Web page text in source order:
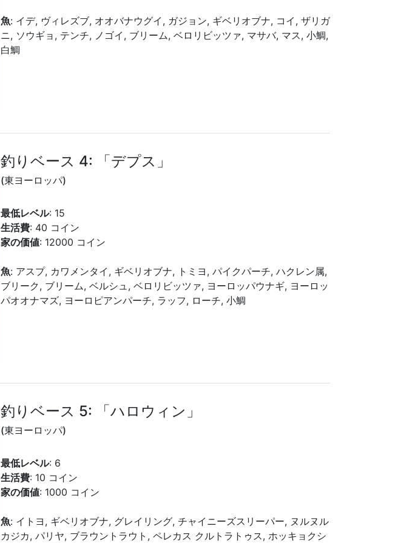
魚: イデ, ヴィレズブ, オオバナウグイ, ガジョン, ギベリオブナ, コイ, ザリガ
ニ, ソウギョ, テンチ, ノゴイ, ブリーム, ベロリビッツァ, マサバ, マス, 小鯛,
白鯛
釣りベース 4: 「デプス」
(東ヨーロッパ)
最低レベル: 15
生活費: 40 コイン
家の価値: 12000 コイン
魚: アスプ, カワメンタイ, ギベリオブナ, トミヨ, パイクパーチ, ハクレン属,
ブリーク, ブリーム, ベルシュ, ベロリビッツァ, ヨーロッパウナギ, ヨーロッ
パオオナマズ, ヨーロピアンパーチ, ラッフ, ローチ, 小鯛
釣りベース 5: 「ハロウィン」
(東ヨーロッパ)
最低レベル: 6
生活費: 10 コイン
家の価値: 1000 コイン
魚: イトヨ, ギベリオブナ, グレイリング, チャイニーズスリーパー, ヌルヌル
カジカ, パリヤ, ブラウントラウト, ペレカス クルトラトゥス, ホッキョクシ